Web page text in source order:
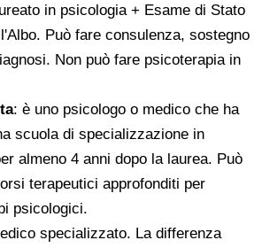
in psicologia + Esame di Stato
Può fare consulenza, sostegno
Non può fare psicoterapia in
: è uno psicologo o medico che ha
scuola di specializzazione in
almeno 4 anni dopo la laurea. Può
terapeutici approfonditi per
psicologici.
specializzato. La differenza